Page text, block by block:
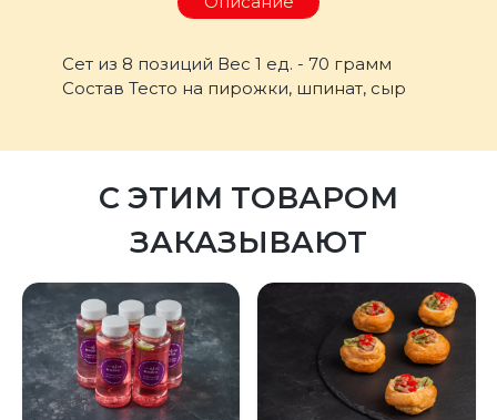
Сет из 8 позиций Вес 1 ед. - 70 грамм
Состав Тесто на пирожки, шпинат, сыр
С ЭТИМ ТОВАРОМ
ЗАКАЗЫВАЮТ